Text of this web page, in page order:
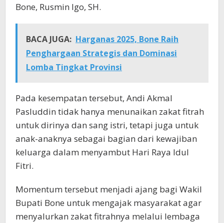
Bone, Rusmin Igo, SH.
BACA JUGA: Harganas 2025, Bone Raih
Penghargaan Strategis dan Dominasi
Lomba Tingkat Provinsi
Pada kesempatan tersebut, Andi Akmal
Pasluddin tidak hanya menunaikan zakat fitrah
untuk dirinya dan sang istri, tetapi juga untuk
anak-anaknya sebagai bagian dari kewajiban
keluarga dalam menyambut Hari Raya Idul
Fitri.
Momentum tersebut menjadi ajang bagi Wakil
Bupati Bone untuk mengajak masyarakat agar
menyalurkan zakat fitrahnya melalui lembaga